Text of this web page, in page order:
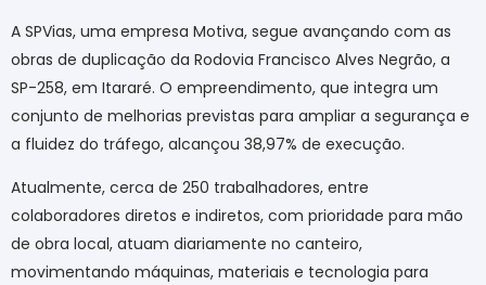
A SPVias, uma empresa Motiva, segue avançando com as
obras de duplicação da Rodovia Francisco Alves Negrão, a
SP-258, em Itararé. O empreendimento, que integra um
conjunto de melhorias previstas para ampliar a segurança e
a fluidez do tráfego, alcançou 38,97% de execução.
Atualmente, cerca de 250 trabalhadores, entre
colaboradores diretos e indiretos, com prioridade para mão
de obra local, atuam diariamente no canteiro,
movimentando máquinas, materiais e tecnologia para